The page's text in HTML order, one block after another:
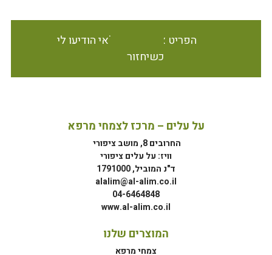
הפריט אינו זמין במלאי הודיעו לי
כשיחזור
על עלים – מרכז לצמחי מרפא
החרובים 8, מושב ציפורי
וויז: על עלים ציפורי
ד"נ המוביל, 1791000
alalim@al-alim.co.il
04-6464848
www.al-alim.co.il
המוצרים שלנו
צמחי מרפא